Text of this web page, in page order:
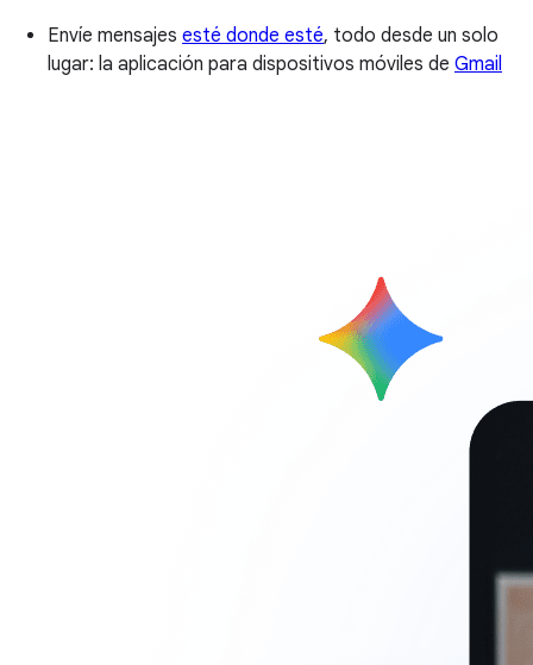
Envíe mensajes esté donde esté, todo desde un solo
lugar: la aplicación para dispositivos móviles de Gmail